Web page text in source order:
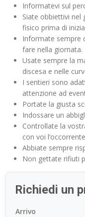
Informatevi sul
Siate obbiettivi nel
fisico prima di
Informate sempre
fare nella giornata.
Usate sempre la
discesa e nelle
I sentieri sono
attenzione ad
Portate la giusta
Indossare un
Controllate la
con voi
Abbiate sempre
Non gettate rifiuti
Richiedi un
Arrivo